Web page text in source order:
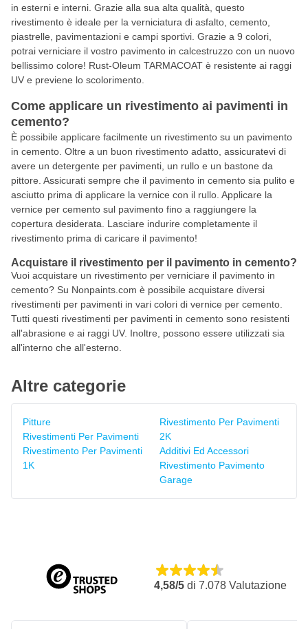
in esterni e interni. Grazie alla sua alta qualità, questo
rivestimento è ideale per la verniciatura di asfalto, cemento,
piastrelle, pavimentazioni e campi sportivi. Grazie a 9 colori,
potrai verniciare il vostro pavimento in calcestruzzo con un nuovo
bellissimo colore! Rust-Oleum TARMACOAT è resistente ai raggi
UV e previene lo scolorimento.
Come applicare un rivestimento ai pavimenti in
cemento?
È possibile applicare facilmente un rivestimento su un pavimento
in cemento. Oltre a un buon rivestimento adatto, assicuratevi di
avere un detergente per pavimenti, un rullo e un bastone da
pittore. Assicurati sempre che il pavimento in cemento sia pulito e
asciutto prima di applicare la vernice con il rullo. Applicare la
vernice per cemento sul pavimento fino a raggiungere la
copertura desiderata. Lasciare indurire completamente il
rivestimento prima di caricare il pavimento!
Acquistare il rivestimento per il pavimento in cemento?
Vuoi acquistare un rivestimento per verniciare il pavimento in
cemento? Su Nonpaints.com è possibile acquistare diversi
rivestimenti per pavimenti in vari colori di vernice per cemento.
Tutti questi rivestimenti per pavimenti in cemento sono resistenti
all'abrasione e ai raggi UV. Inoltre, possono essere utilizzati sia
all'interno che all'esterno.
Altre categorie
Pitture
Rivestimenti Per Pavimenti
Rivestimento Per Pavimenti
1K
Rivestimento Per Pavimenti
2K
Additivi Ed Accessori
Rivestimento Pavimento
Garage
4,58/5 di 7.078 Valutazione